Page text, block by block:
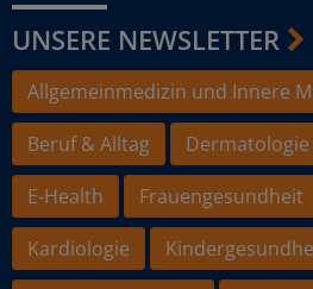
UNSERE NEWSLETTER
Allgemeinmedizin und Innere
Beruf & Alltag
Dermatologie
E-Health
Frauengesundheit
Kardiologie